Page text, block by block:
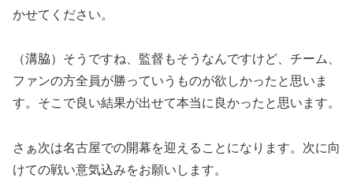
かせてください。
（溝脇）そうですね、監督もそうなんですけど、チーム、
ファンの方全員が勝っていうものが欲しかったと思いま
す。そこで良い結果が出せて本当に良かったと思います。
さぁ次は名古屋での開幕を迎えることになります。次に向
けての戦い意気込みをお願いします。